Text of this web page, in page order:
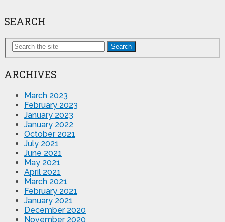
SEARCH
Search
ARCHIVES
March 2023
February 2023
January 2023
January 2022
October 2021
July 2021
June 2021
May 2021
April 2021
March 2021
February 2021
January 2021
December 2020
November 2020